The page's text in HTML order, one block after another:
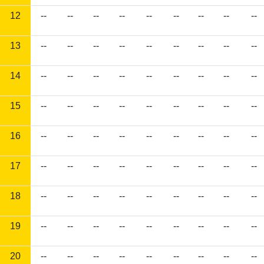
12 -- -- -- -- -- -- -- -- --
13 -- -- -- -- -- -- -- -- --
14 -- -- -- -- -- -- -- -- --
15 -- -- -- -- -- -- -- -- --
16 -- -- -- -- -- -- -- -- --
17 -- -- -- -- -- -- -- -- --
18 -- -- -- -- -- -- -- -- --
19 -- -- -- -- -- -- -- -- --
20 -- -- -- -- -- -- -- -- --